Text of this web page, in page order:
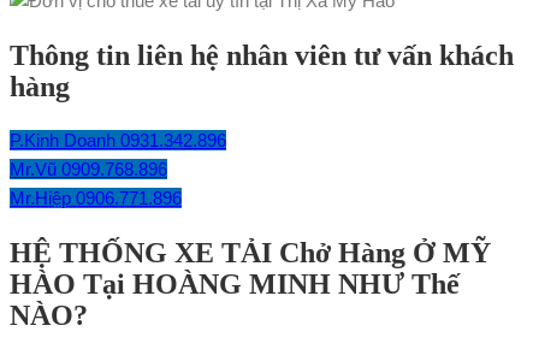
Thông tin liên hệ nhân viên tư vấn khách
hàng
P.Kinh Doanh 0931.342.896
Mr.Vũ 0909.768.896
Mr.Hiệp 0906.771.896
HỆ THỐNG XE TẢI Chở Hàng Ở MỸ
HÀO Tại HOÀNG MINH NHƯ Thế
NÀO?